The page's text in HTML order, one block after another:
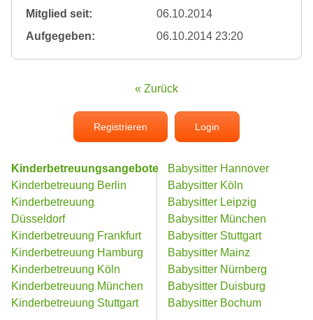
Mitglied seit:
06.10.2014
Aufgegeben:
06.10.2014 23:20
« Zurück
Registrieren Login
Kinderbetreuungsangebote
Kinderbetreuung Berlin
Kinderbetreuung
Düsseldorf
Kinderbetreuung Frankfurt
Kinderbetreuung Hamburg
Kinderbetreuung Köln
Kinderbetreuung München
Kinderbetreuung Stuttgart
Babysitter Hannover
Babysitter Köln
Babysitter Leipzig
Babysitter München
Babysitter Stuttgart
Babysitter Mainz
Babysitter Nürnberg
Babysitter Duisburg
Babysitter Bochum